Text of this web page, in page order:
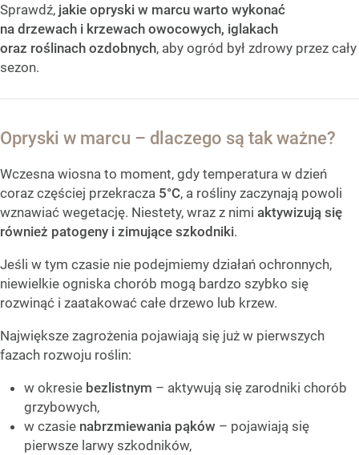
Sprawdź, jakie opryski w marcu warto wykonać
na drzewach i krzewach owocowych, iglakach
oraz roślinach ozdobnych, aby ogród był zdrowy przez cały
sezon.
Opryski w marcu – dlaczego są tak ważne?
Wczesna wiosna to moment, gdy temperatura w dzień
coraz częściej przekracza 5°C, a rośliny zaczynają powoli
wznawiać wegetację. Niestety, wraz z nimi aktywizują się
również patogeny i zimujące szkodniki.
Jeśli w tym czasie nie podejmiemy działań ochronnych,
niewielkie ogniska chorób mogą bardzo szybko się
rozwinąć i zaatakować całe drzewo lub krzew.
Największe zagrożenia pojawiają się już w pierwszych
fazach rozwoju roślin:
w okresie bezlistnym – aktywują się zarodniki chorób
grzybowych,
w czasie nabrzmiewania pąków – pojawiają się
pierwsze larwy szkodników,